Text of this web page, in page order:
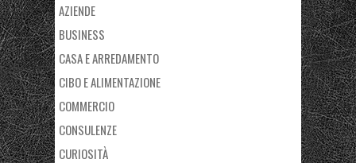
AZIENDE
BUSINESS
CASA E ARREDAMENTO
CIBO E ALIMENTAZIONE
COMMERCIO
CONSULENZE
CURIOSITÀ